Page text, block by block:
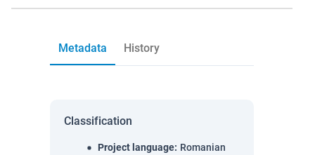
Metadata History
Classification
Project language: Romanian